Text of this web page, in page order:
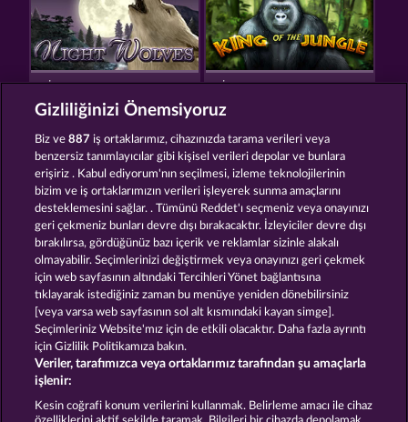
NIGHT WOLVES KING OF THE JUNGLE
MAJESTIC KING ATLANTIC WILDS
Hüküm ve Koşullar Gizlilik Beyanı
Şirket SSS Sözlük Ortaklık programı
Facebook
İptal talebini gönder
Gizliliğinizi Önemsiyoruz
Biz ve887 iş ortaklarımız, cihazınızda tarama verileri veya
benzersiz tanımlayıcılar gibi kişisel verileri depolar ve bunlara
erişiriz . Kabul ediyorum'nın seçilmesi, izleme teknolojilerinin
bizim ve iş ortaklarımızın verileri işleyerek sunma amaçlarını
desteklemesini sağlar. . Tümünü Reddet'ı seçmeniz veya onayınızı
geri çekmeniz bunları devre dışı bırakacaktır. İzleyiciler devre dışı
bırakılırsa, gördüğünüz bazı içerik ve reklamlar sizinle alakalı
olmayabilir. Seçimlerinizi değiştirmek veya onayınızı geri çekmek
için web sayfasının altındaki Tercihleri Yönet bağlantısına
tıklayarak istediğiniz zaman bu menüye yeniden dönebilirsiniz
[veya varsa web sayfasının sol alt kısmındaki kayan simge].
Seçimleriniz Website'mız için de etkili olacaktır. Daha fazla ayrıntı
için Gizlilik Politikamıza bakın.
Veriler, tarafımızca veya ortaklarımız tarafından şu amaçlarla
işlenir:
Kesin coğrafi konum verilerini kullanmak. Belirleme amacı ile cihaz